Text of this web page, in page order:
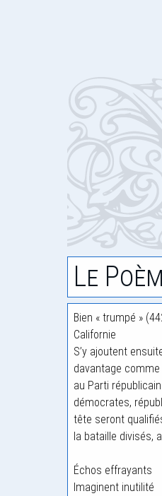
Le
Bien « trumpé »
Californie
S’y ajoutent
davantage
au Parti
démocrates,
tête seront
la bataille divisés,
Échos effrayants
Imaginent inutilité